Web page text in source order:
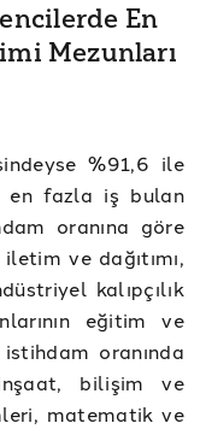
En
Mezunları
%91,6 ile
en fazla iş bulan
oranına göre
ve dağıtımı,
kalıpçılık
eğitim ve
oranında
bilişim ve
matematik ve